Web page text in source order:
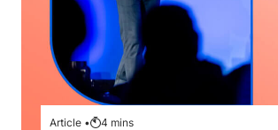
Article • 4 mins